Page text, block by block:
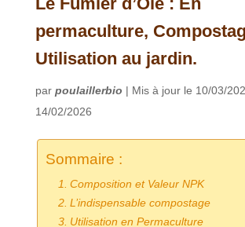
permaculture,
Utilisation au jardin.
par poulaillerbio | Mis à jour le 10/03/
14/02/2026
Sommaire :
Composition et Valeur NPK
L’indispensable compostage
Utilisation en Permaculture